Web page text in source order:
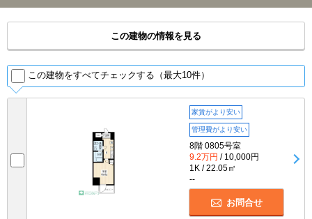
この建物の情報を見る
この建物をすべてチェックする（最大10件）
家賃がより安い
管理費がより安い
8階 0805号室
9.2万円 / 10,000円
1K / 22.05㎡
--
お問合せ